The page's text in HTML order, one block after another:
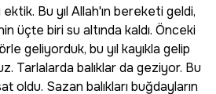
ektik. Bu yıl Allah'ın bereketi geldi,
üçte biri su altında kaldı. Önceki
geliyorduk, bu yıl kayıkla gelip
Tarlalarda balıklar da geziyor. Bu
oldu. Sazan balıkları buğdayların